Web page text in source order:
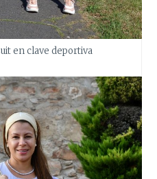
en clave deportiva